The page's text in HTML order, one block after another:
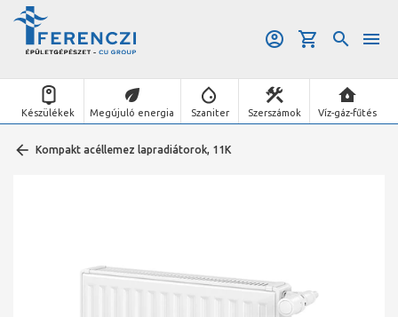
Készülékek Megújuló energia Szaniter Szerszámok Víz-gáz-fűtés
Kompakt acéllemez lapradiátorok, 11K